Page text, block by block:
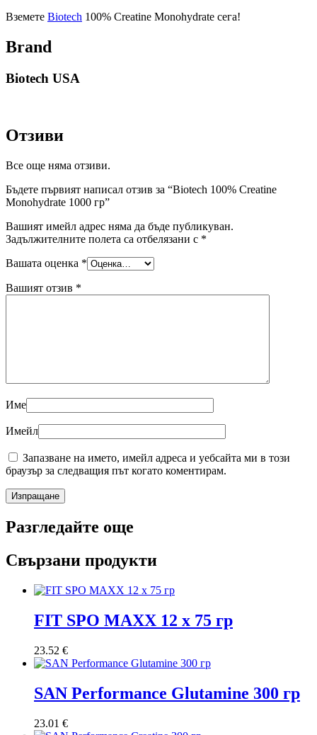
Вземете Biotech 100% Creatine Monohydrate сега!
Brand
Biotech USA
Отзиви
Все още няма отзиви.
Бъдете първият написал отзив за “Biotech 100% Creatine
Monohydrate 1000 гр”
Вашият имейл адрес няма да бъде публикуван.
Задължителните полета са отбелязани с *
Вашата оценка *
Вашият отзив *
Име
Имейл
Запазване на името, имейл адреса и уебсайта ми в този
браузър за следващия път когато коментирам.
Разгледайте още
Свързани продукти
FIT SPO MAXX 12 х 75 гр
23.52 €
SAN Performance Glutamine 300 гр
23.01 €